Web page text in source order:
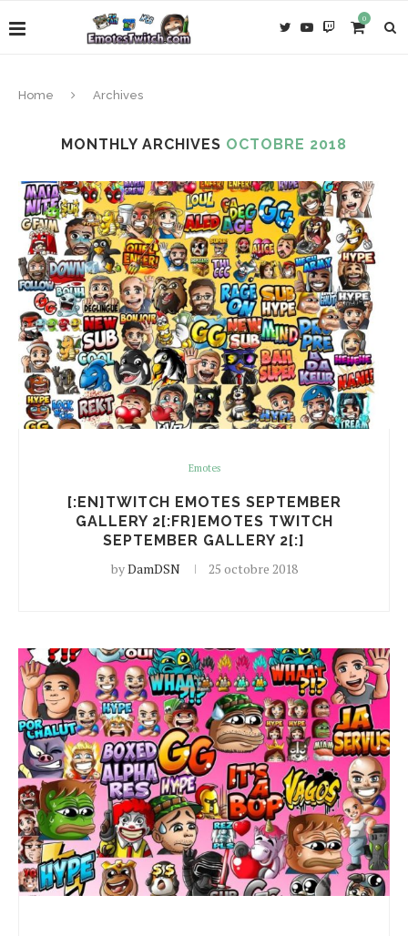
0
Home Archives
MONTHLY ARCHIVES OCTOBRE 2018
Emotes
[:EN]TWITCH EMOTES SEPTEMBER
GALLERY 2[:FR]EMOTES TWITCH
SEPTEMBER GALLERY 2[:]
byDamDSN 25 octobre 2018